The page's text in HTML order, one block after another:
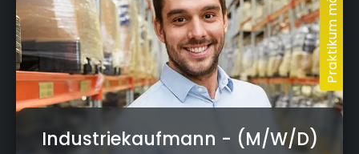
Industriekaufmann - (M/W/D)